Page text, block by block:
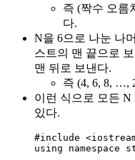
즉 (짝수 오름
다.
N을 6으로 나눈 나
스트의 맨 끝으로
맨 뒤로 보낸다.
즉 (4, 6, 8, …,
이런 식으로 모든 N
있다.
#include <
using namespace